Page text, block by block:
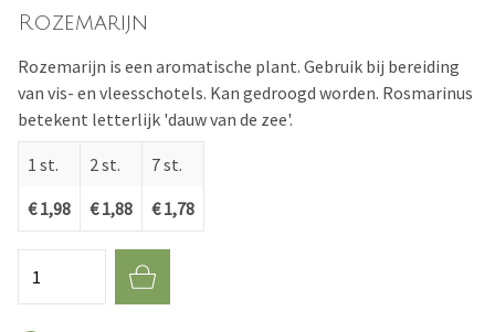
Rozemarijn
Rozemarijn is een aromatische plant. Gebruik bij bereiding
van vis- en vleesschotels. Kan gedroogd worden. Rosmarinus
betekent letterlijk 'dauw van de zee'.
1 st.
€ 1,98
2 st.
€ 1,88
7 st.
€ 1,78